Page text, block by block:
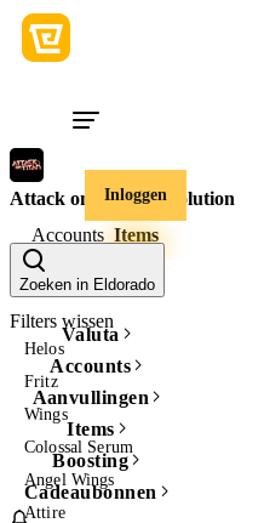
Inloggen
Zoeken in Eldorado
Valuta
Accounts
Aanvullingen
Items
Boosting
Cadeaubonnen
Attack on Titan Revolution
Accounts Items
Prijs
Filters wissen
Helos
Fritz
Wings
Colossal Serum
Angel Wings
Attire